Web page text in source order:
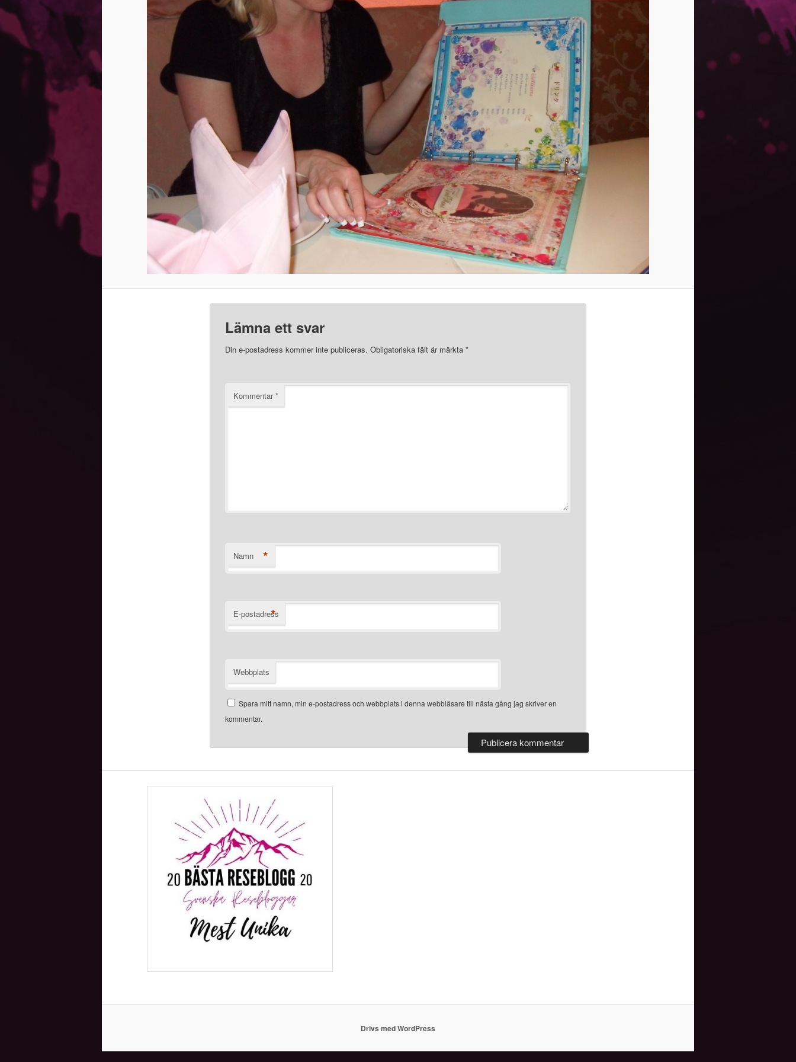
Lämna ett svar
Din e-postadress kommer inte publiceras. Obligatoriska fält är märkta *
Kommentar*
Namn *
E-postadress
*
Webbplats
Spara mitt namn, min e-postadress och webbplats i denna webbläsare till nästa gång jag skriver en
kommentar.
Drivs med WordPress